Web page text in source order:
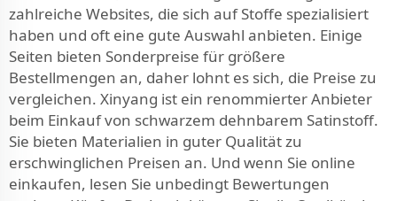
zahlreiche Websites, die sich auf Stoffe spezialisiert
haben und oft eine gute Auswahl anbieten. Einige
Seiten bieten Sonderpreise für größere
Bestellmengen an, daher lohnt es sich, die Preise zu
vergleichen. Xinyang ist ein renommierter Anbieter
beim Einkauf von schwarzem dehnbarem Satinstoff.
Sie bieten Materialien in guter Qualität zu
erschwinglichen Preisen an. Und wenn Sie online
einkaufen, lesen Sie unbedingt Bewertungen